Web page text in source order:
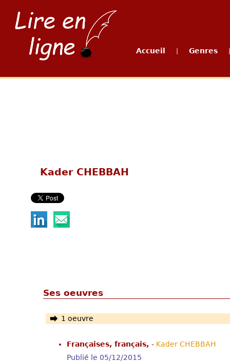
Accueil Genres
Kader CHEBBAH
Ses oeuvres
1 oeuvre
Françaises, français, - Kader CHEBBAH
Publié le 05/12/2015